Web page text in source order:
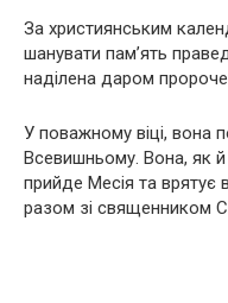
За християнським
шанувати пам’ять
наділена даром
У поважному віці, вона
Всевишньому. Вона, як
прийде Месія та врятує
разом зі священником